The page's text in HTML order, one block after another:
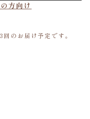
方向け
のお届け予定です。